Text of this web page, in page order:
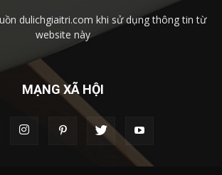
dulichgiaitri.com khi sử dụng thông tin từ
website này
MẠNG XÃ HỘI